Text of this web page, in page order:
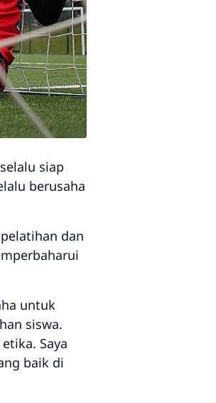
siap
berusaha
dan
untuk
siswa.
Saya
baik di